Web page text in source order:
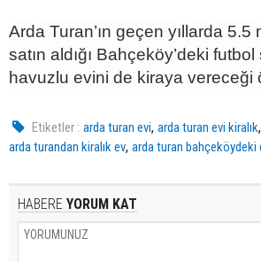
Arda Turan’ın geçen yıllarda 5.5
satın aldığı Bahçeköy’deki futbol
havuzlu evini de kiraya vereceği
Etiketler : arda turan evi,arda turan evi kiralık
arda turandan kiralık ev, arda turan bahçeköydeki
HABERE YORUM KAT